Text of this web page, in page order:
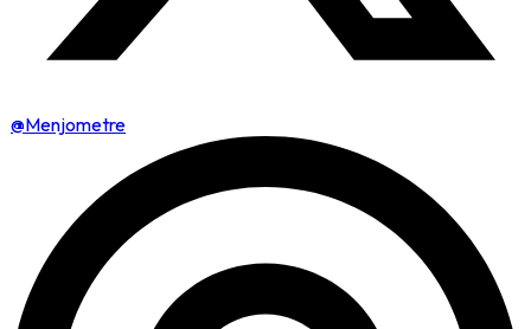
@Menjometre